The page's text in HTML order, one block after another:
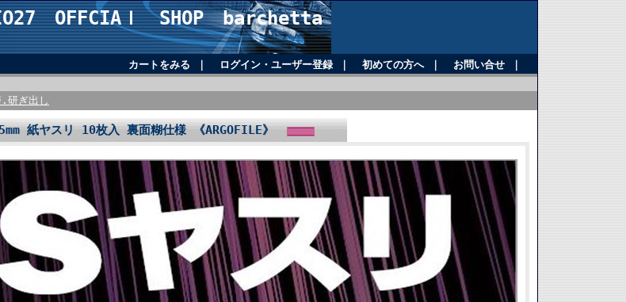
OFFCIAｌ SHOP barchetta
カートをみる ログイン・ユーザー登録｜ 初めての方へ｜ お問い合せ
研ぎ出し
紙ヤスリ 10枚入 裏面糊仕様 《ARGOFILE》